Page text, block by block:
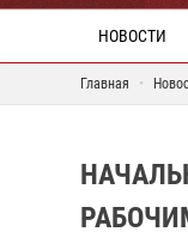
НОВОСТИ
Главная